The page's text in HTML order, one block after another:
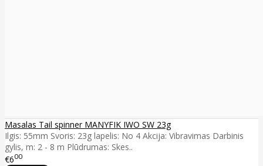
Masalas Tail spinner MANYFIK IWO SW 23g
Ilgis: 55mm Svoris: 23g lapelis: No 4 Akcija: Vibravimas Darbinis
gylis, m: 2 - 8 m Plūdrumas: Skes..
€600